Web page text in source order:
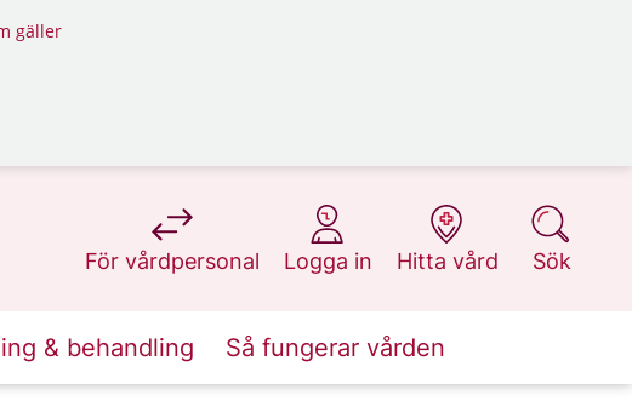
gäller
För vårdpersonal
på 1177.se
Logga in
på 1177.se
Hitta vård
på 1177.se
Sök
på 1177.se
& behandling Så fungerar vården